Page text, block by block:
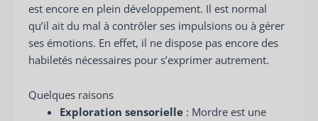
est encore en plein développement. Il est normal
qu’il ait du mal à contrôler ses impulsions ou à gérer
ses émotions. En effet, il ne dispose pas encore des
habiletés nécessaires pour s’exprimer autrement.
Quelques raisons
Exploration sensorielle: Mordre est une